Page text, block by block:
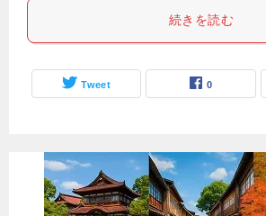
続きを読む
Tweet 0